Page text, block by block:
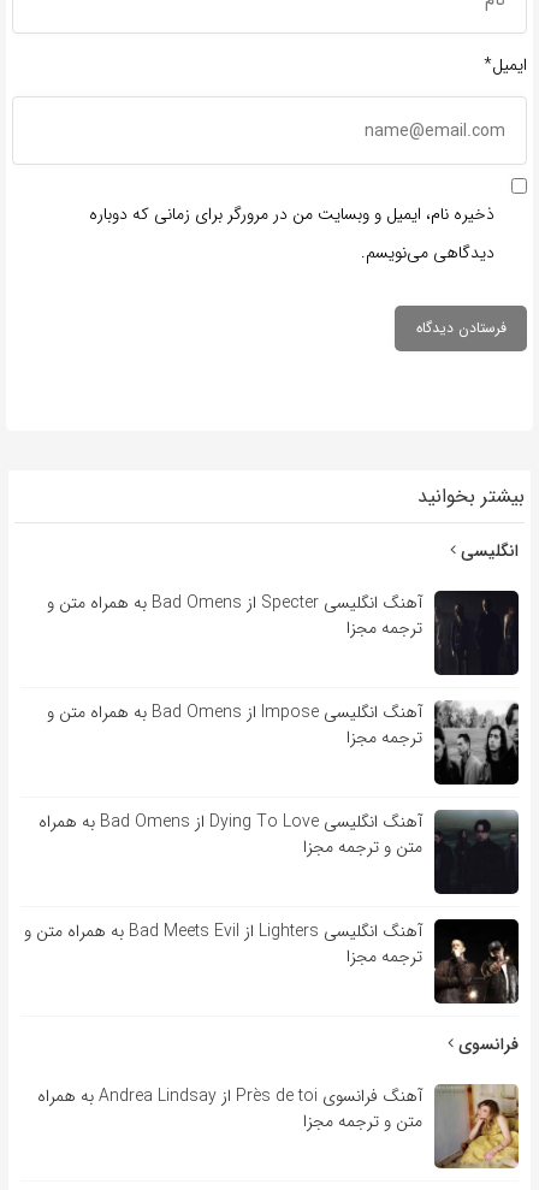
ایمیل*
ذخیره نام، ایمیل و وبسایت من در مرورگر برای زمانی که دوباره
دیدگاهی می‌نویسم.
بیشتر بخوانید
انگلیسی
آهنگ انگلیسی Specter از Bad Omens به همراه متن و
ترجمه مجزا
آهنگ انگلیسی Impose از Bad Omens به همراه متن و
ترجمه مجزا
آهنگ انگلیسی Dying To Love از Bad Omens به همراه
متن و ترجمه مجزا
آهنگ انگلیسی Lighters از Bad Meets Evil به همراه متن و
ترجمه مجزا
فرانسوی
آهنگ فرانسوی Près de toi از Andrea Lindsay به همراه
متن و ترجمه مجزا